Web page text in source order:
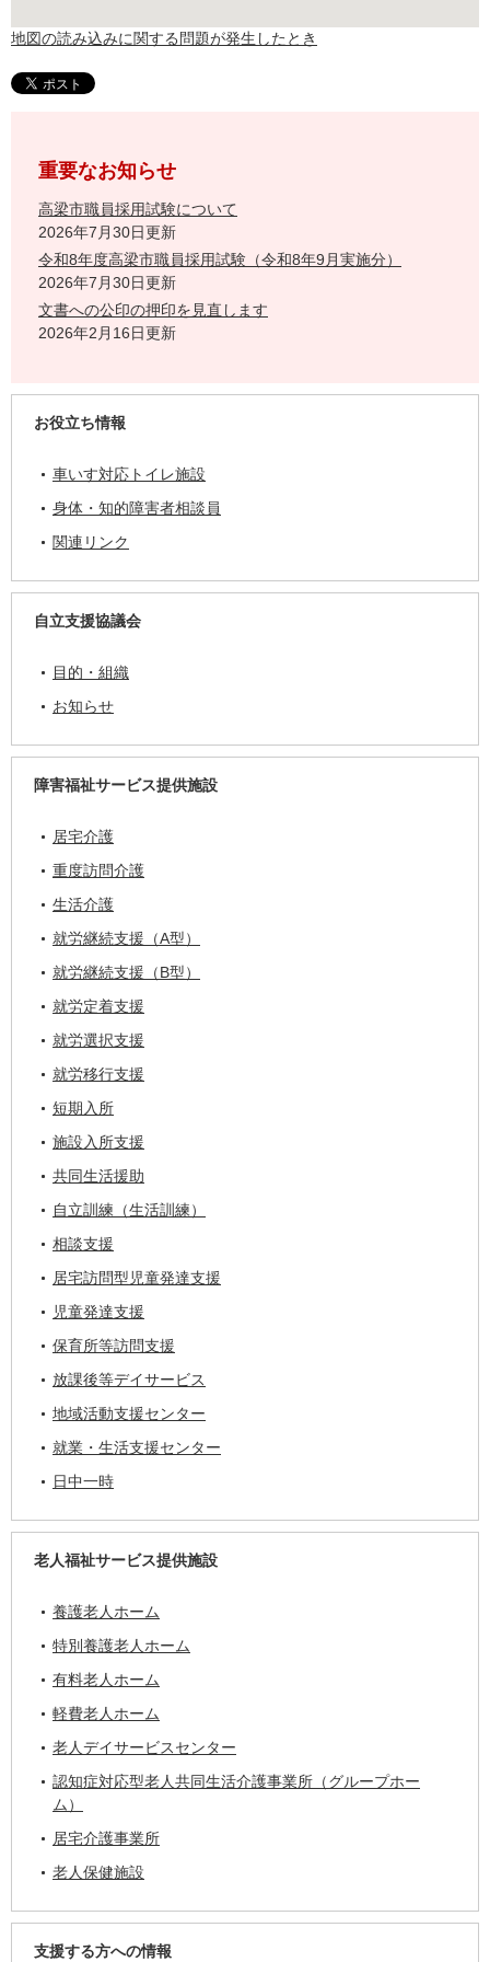
地図の読み込みに関する問題が発生したとき
重要なお知らせ
高梁市職員採用試験について
2026年7月30日更新
令和8年度高梁市職員採用試験（令和8年9月実施分）
2026年7月30日更新
文書への公印の押印を見直します
2026年2月16日更新
お役立ち情報
車いす対応トイレ施設
身体・知的障害者相談員
関連リンク
自立支援協議会
目的・組織
お知らせ
障害福祉サービス提供施設
居宅介護
重度訪問介護
生活介護
就労継続支援（A型）
就労継続支援（B型）
就労定着支援
就労選択支援
就労移行支援
短期入所
施設入所支援
共同生活援助
自立訓練（生活訓練）
相談支援
居宅訪問型児童発達支援
児童発達支援
保育所等訪問支援
放課後等デイサービス
地域活動支援センター
就業・生活支援センター
日中一時
老人福祉サービス提供施設
養護老人ホーム
特別養護老人ホーム
有料老人ホーム
軽費老人ホーム
老人デイサービスセンター
認知症対応型老人共同生活介護事業所（グループホー
ム）
居宅介護事業所
老人保健施設
支援する方への情報